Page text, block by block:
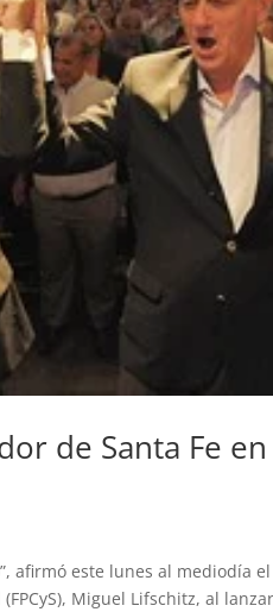
de Santa Fe en
afirmó este lunes al mediodía el
Miguel Lifschitz, al